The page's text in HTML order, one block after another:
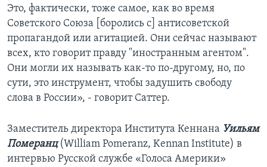
Это, фактически, тоже самое, как во время
Советского Союза [боролись с] антисоветской
пропагандой или агитацией. Они сейчас называют
всех, кто говорит правду "иностранным агентом".
Они могли их называть как-то по-другому, но, по
сути, это инструмент, чтобы задушить свободу
слова в России», - говорит Саттер.
Заместитель директора Института Кеннана Уильям
Померанц(William Pomeranz, Kennan Institute) в
интервью Русской службе «Голоса Америки»